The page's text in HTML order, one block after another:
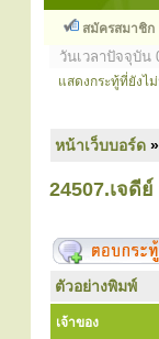
สมัครสมาชิก
วันเวลาปัจจุบัน
แสดงกระทู้ที่ยังไ
หน้าเว็บบอร์ด »
24507.เจดี
ตัวอย่างพิมพ์
เจ้าของ